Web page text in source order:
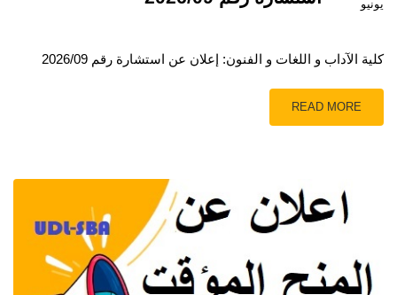
يونيو
كلية الآداب و اللغات و الفنون: إعلان عن استشارة رقم 2026/09
READ MORE